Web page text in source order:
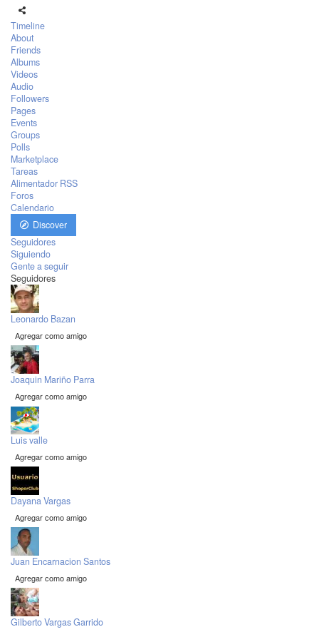
Timeline
About
Friends
Albums
Videos
Audio
Followers
Pages
Events
Groups
Polls
Marketplace
Tareas
Alimentador RSS
Foros
Calendario
Discover
Seguidores
Siguiendo
Gente a seguir
Seguidores
Leonardo Bazan
Agregar como amigo
Joaquin Mariño Parra
Agregar como amigo
Luis valle
Agregar como amigo
Dayana Vargas
Agregar como amigo
Juan Encarnacion Santos
Agregar como amigo
Gilberto Vargas Garrido